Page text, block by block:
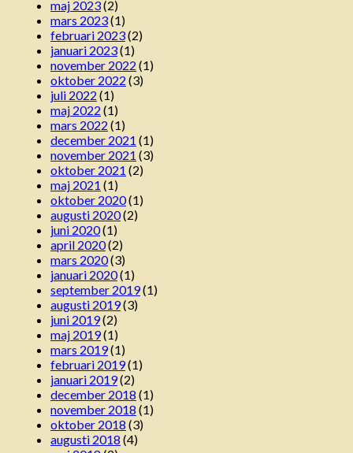
maj 2023(2)
mars 2023(1)
februari 2023(2)
januari 2023(1)
november 2022 (1)
oktober 2022 (3)
juli 2022 (1)
maj 2022 (1)
mars 2022 (1)
december 2021 (1)
november 2021 (3)
oktober 2021 (2)
maj 2021 (1)
oktober 2020(1)
augusti 2020(2)
juni 2020(1)
april 2020(2)
mars 2020(3)
januari 2020(1)
september 2019(1)
augusti 2019(3)
juni 2019(2)
maj 2019(1)
mars 2019(1)
februari 2019(1)
januari 2019(2)
december 2018 (1)
november 2018 (1)
oktober 2018 (3)
augusti 2018 (4)